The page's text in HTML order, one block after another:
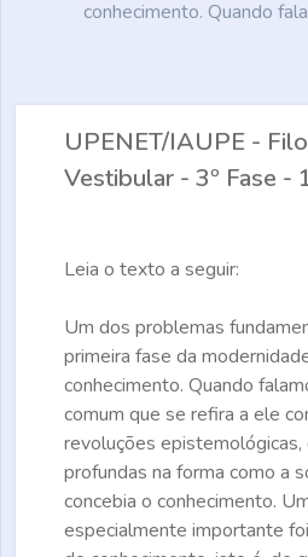
conhecimento. Quando
UPENET/IAUPE -
Vestibular - 3º Fase -
Leia o texto a seguir:
Um dos problemas
primeira fase da
conhecimento. Quando
comum que se refira a ele
revoluções epistemológicas,
profundas na forma como a
concebia o conhecimento.
especialmente importante